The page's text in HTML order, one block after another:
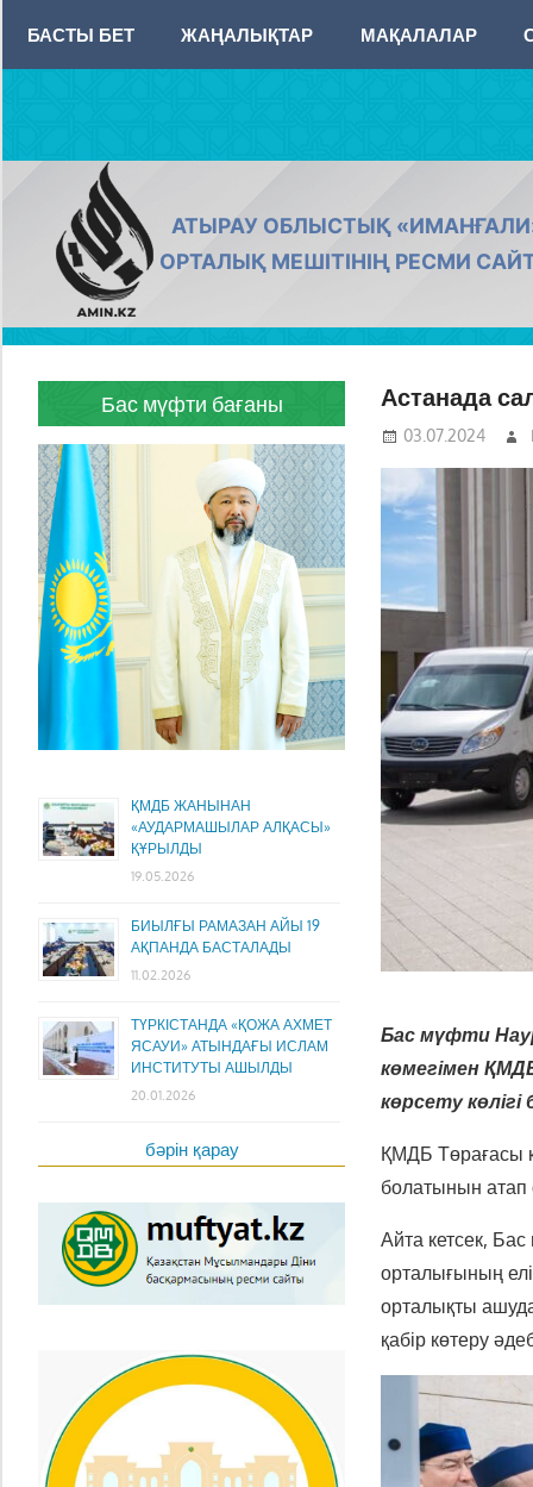
content
БАСТЫ БЕТ ЖАҢАЛЫҚТАР МАҚАЛАЛАР
AMIN.KZ
АТЫРАУ ОБЛЫСТЫҚ
ОРТАЛЫҚ МЕШІТІНІҢ РЕСМИ
Астанада
03.07.2024
Бас мүфти
көмегімен
көрсету көлігі
ҚМДБ Төрағасы
болатынын атап
Айта кетсек,
орталығының
орталықты
қабір көтеру
Бас мүфти бағаны
ҚМДБ ЖАНЫНАН
«АУДАРМАШЫЛАР АЛҚАСЫ»
ҚҰРЫЛДЫ
19.05.2026
БИЫЛҒЫ РАМАЗАН АЙЫ 19
АҚПАНДА БАСТАЛАДЫ
11.02.2026
ТҮРКІСТАНДА «ҚОЖА АХМЕТ
ЯСАУИ» АТЫНДАҒЫ ИСЛАМ
ИНСТИТУТЫ АШЫЛДЫ
20.01.2026
бәрін қарау